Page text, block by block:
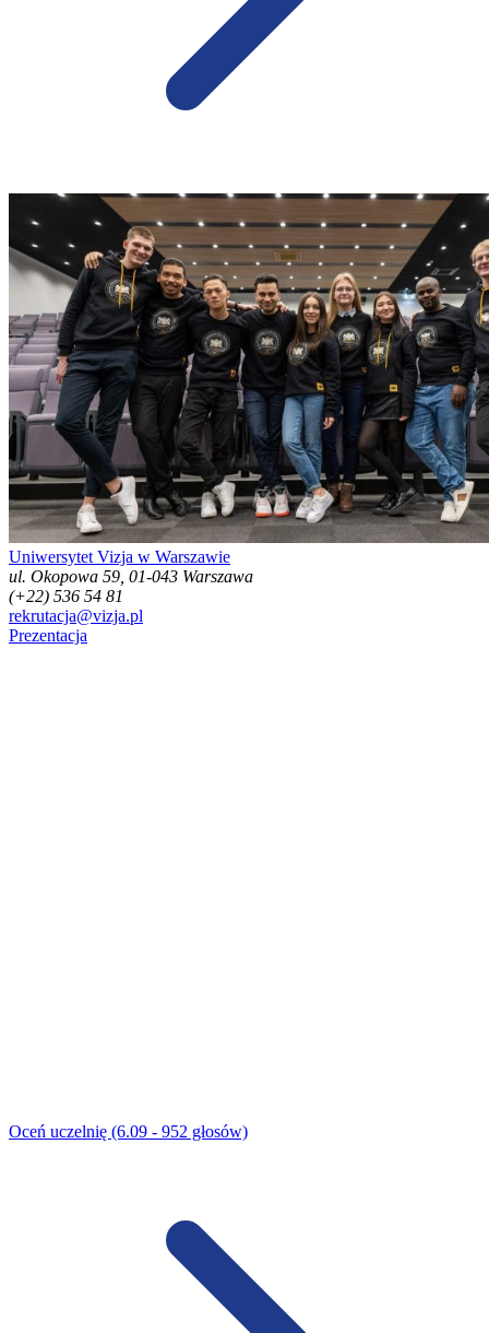
Uniwersytet Vizja w Warszawie
ul. Okopowa 59, 01-043 Warszawa
(+22) 536 54 81
rekrutacja@vizja.pl
Prezentacja
Oceń uczelnię (6.09 - 952 głosów)